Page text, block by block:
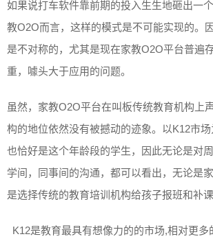
如果说打车软件靠前期的投入生生地砸出一
教O2O而言，这样的模式是不可能实现的。
是不对称的，尤其是现在家教O2O平台普遍
重，噱头大于应用的问题。
虽然，家教O2O平台在叫板传统教育机构上
构的地位依然没有被撼动的迹象。以K12市
也恰好是这个年龄段的学生，因此无论是对
学间，同事间的沟通，都可以看出，无论是
是选择传统的教育培训机构给孩子报班和补课
K12是教育最具有想像力的的市场,相对更